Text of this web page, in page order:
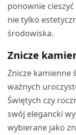
ponownie
nie tylko
środowiska.
Znicze
Znicze kamienne
ważnych
Świętych czy
swój elegancki
wybierane jako